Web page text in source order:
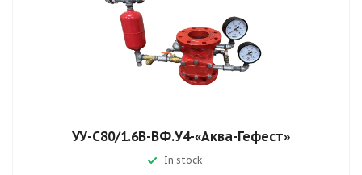
УУ-С80/1.6В-ВФ.У4-«Аква-Гефест»
In stock